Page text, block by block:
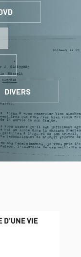
DIVERS